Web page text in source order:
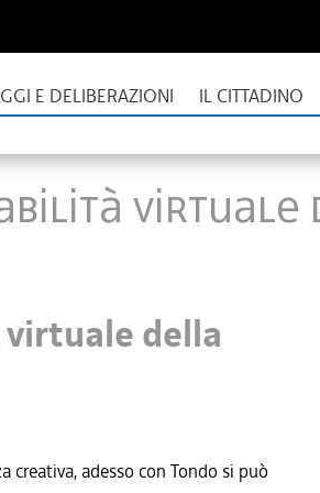
E DELIBERAZIONI IL CITTADINO
virtuale
della
creativa, adesso con Tondo si può